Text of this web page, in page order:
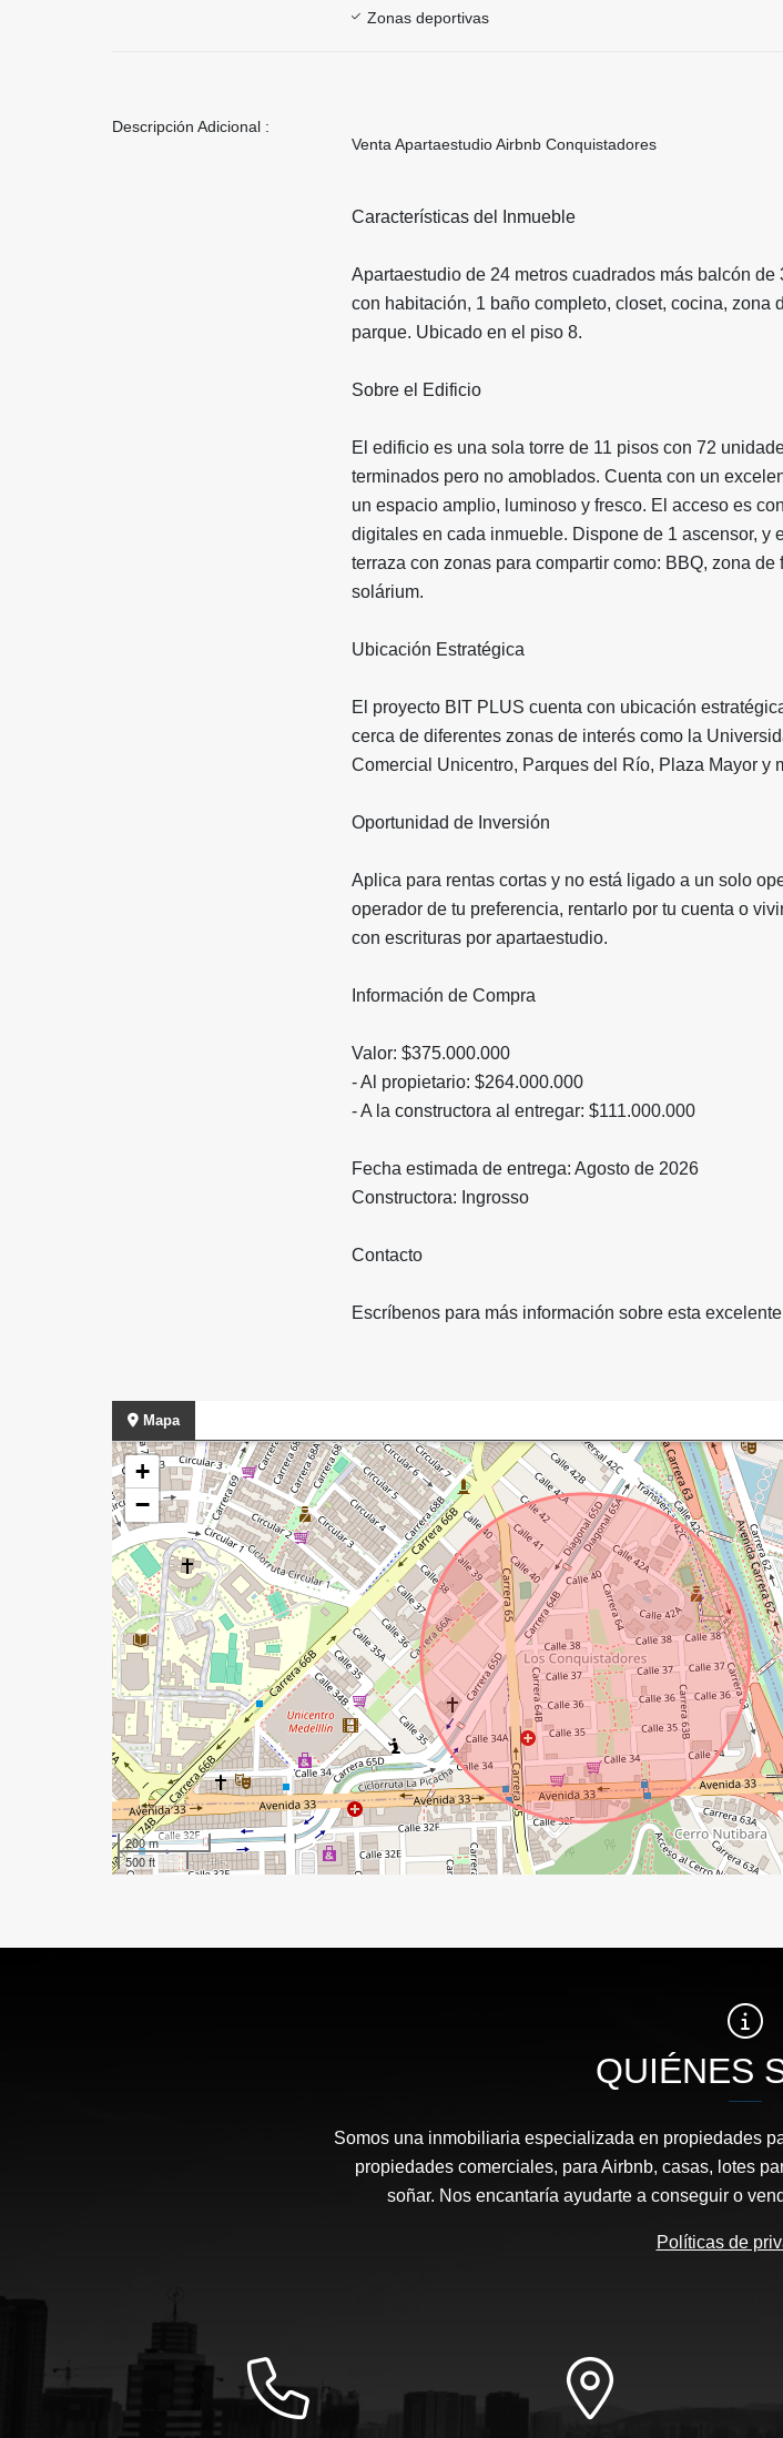
Zonas deportivas
Descripción Adicional :
Venta Apartaestudio Airbnb Conquistadores
Características del Inmueble
Apartaestudio de 24 metros cuadrados más balcón
con habitación, 1 baño completo, closet, cocina, zona
parque. Ubicado en el piso 8.
Sobre el Edificio
El edificio es una sola torre de 11 pisos con 72
terminados pero no amoblados. Cuenta con un
un espacio amplio, luminoso y fresco. El acceso es
digitales en cada inmueble. Dispone de 1 ascensor, y
terraza con zonas para compartir como: BBQ, zona
solárium.
Ubicación Estratégica
El proyecto BIT PLUS cuenta con ubicación
cerca de diferentes zonas de interés como la
Comercial Unicentro, Parques del Río, Plaza Mayor y
Oportunidad de Inversión
Aplica para rentas cortas y no está ligado a un solo
operador de tu preferencia, rentarlo por tu cuenta o
con escrituras por apartaestudio.
Información de Compra
Valor: $375.000.000
- Al propietario: $264.000.000
- A la constructora al entregar: $111.000.000
Fecha estimada de entrega: Agosto de 2026
Constructora: Ingrosso
Contacto
Escríbenos para más información sobre esta
Mapa
+
−
200 m
500 ft
QUIÉNES
Somos una inmobiliaria especializada en propiedades
propiedades comerciales, para Airbnb, casas, lotes
soñar. Nos encantaría ayudarte a conseguir o
Políticas de